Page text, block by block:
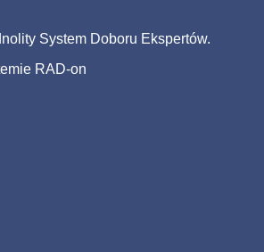
System Doboru Ekspertów.
RAD-on